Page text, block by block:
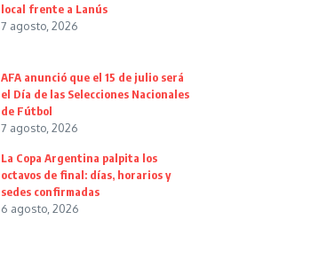
local frente a Lanús
7 agosto, 2026
AFA anunció que el 15 de julio será
el Día de las Selecciones Nacionales
de Fútbol
7 agosto, 2026
La Copa Argentina palpita los
octavos de final: días, horarios y
sedes confirmadas
6 agosto, 2026